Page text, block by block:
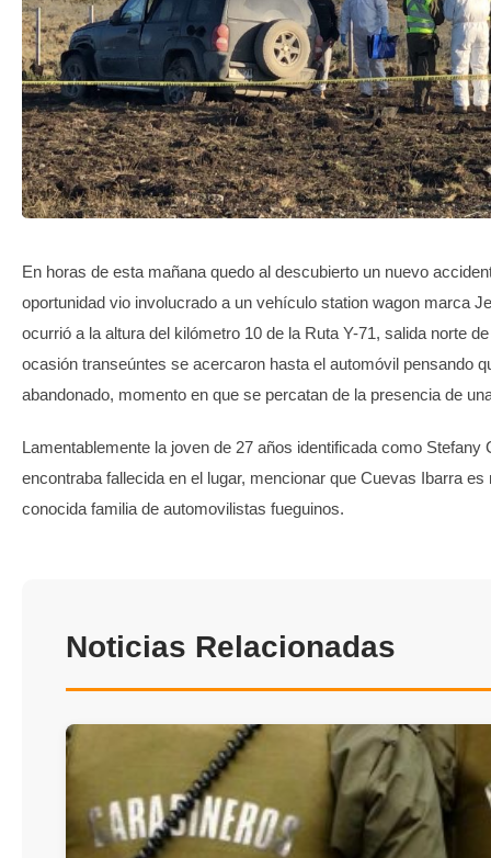
GALERIA DE FOTOS
APP MÓVIL
TRANSPARENCIA
En horas de esta mañana quedo al descubierto un nuevo
oportunidad vio involucrado a un vehículo station wagon marca
ocurrió a la altura del kilómetro 10 de la Ruta Y-71, salida norte
ocasión transeúntes se acercaron hasta el automóvil pensando
abandonado, momento en que se percatan de la presencia de
Lamentablemente la joven de 27 años identificada como Stefany
encontraba fallecida en el lugar, mencionar que Cuevas Ibarra es
conocida familia de automovilistas fueguinos.
Noticias Relacionadas